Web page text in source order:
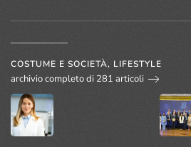
COSTUME E SOCIETÀ, LIFESTYLE
archivio completo di 281 articoli